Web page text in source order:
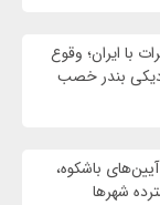
با ایران؛ وقوع
بندر خصب
باشکوه،
شهرها